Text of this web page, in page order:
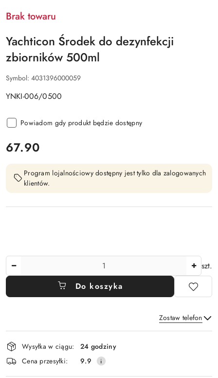
Brak towaru
Yachticon Środek do dezynfekcji
zbiorników 500ml
Symbol: 4031396000059
YNKI-006/0500
Powiadom gdy produkt będzie dostępny
cena:
67.90
Program lojalnościowy dostępny jest tylko dla zalogowanych
klientów.
szt.
Do koszyka
Zostaw telefon
Wyślij
Dostępność
i
dostawa
Wysyłka w ciągu:
24 godziny
Cena przesyłki:
9.9